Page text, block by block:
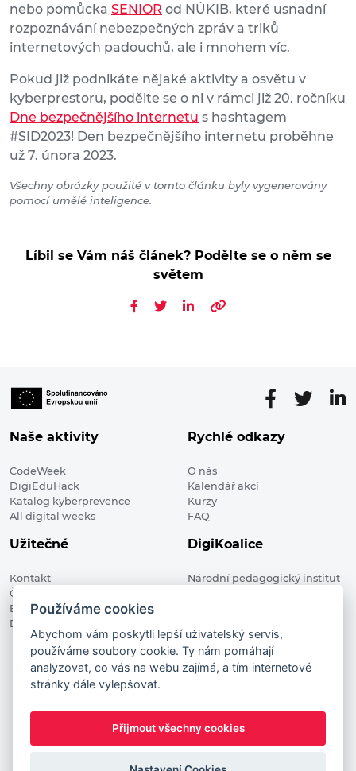
nebo pomůcka SENIOR od NÚKIB, které usnadní
rozpoznávání nebezpečných zpráv a triků
internetových padouchů, ale i mnohem víc.
Pokud již podnikáte nějaké aktivity a osvětu v
kyberprestoru, podělte se o ni v rámci již 20. ročníku
Dne bezpečnějšího internetu s hashtagem
#SID2023! Den bezpečnějšího internetu proběhne
už 7. února 2023.
Všechny obrázky použité v tomto článku byly vygenerovány
pomocí umělé inteligence.
Líbil se Vám náš článek? Podělte se o něm se
světem
Naše aktivity
CodeWeek
DigiEduHack
Katalog kyberprevence
All digital weeks
Rychlé odkazy
O nás
Kalendář akcí
Kurzy
FAQ
Užitečné
Kontakt
Členské organizace
Blog
Digitalizace ve vzdělávání
DigiKoalice
Národní pedagogický institut
DigiKoalice 2021. All rights reserved
Vstup do administrace
This project has received funding from the European
Commission Innovation and Networks Executive Agency (now
Používáme cookies
Abychom vám poskytli lepší uživatelský servis,
používáme soubory cookie. Ty nám pomáhají
analyzovat, co vás na webu zajímá, a tím internetové
stránky dále vylepšovat.
Přijmout všechny cookies